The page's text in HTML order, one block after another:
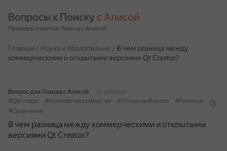
Вопросы к Поиску с Алисой
Примеры ответов Поиска с Алисой
Главная / Наука и образование / В чем разница между
коммерческими и открытыми версиями Qt Creator?
Вопрос для Поиска с Алисой
24 декабря
#QtCreator
#КоммерческаяВерсия #ОткрытаяВерсия
#Разница
#Сравнение
В чем разница между коммерческими и открытыми
версиями Qt Creator?